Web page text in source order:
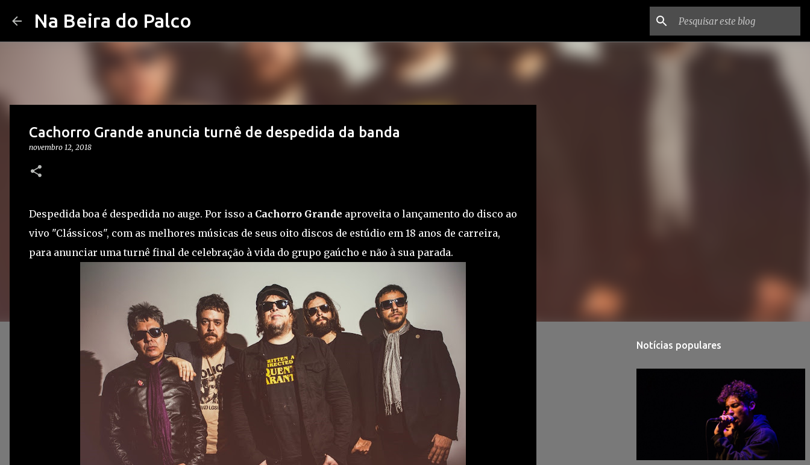
Na Beira do Palco
Cachorro Grande anuncia turnê de despedida da banda
novembro 12, 2018
Despedida boa é despedida no auge. Por isso a Cachorro Grande aproveita o lançamento do disco ao
vivo "Clássicos", com as melhores músicas de seus oito discos de estúdio em 18 anos de carreira,
para anunciar uma turnê final de celebração à vida do grupo gaúcho e não à sua parada.
Notícias populares